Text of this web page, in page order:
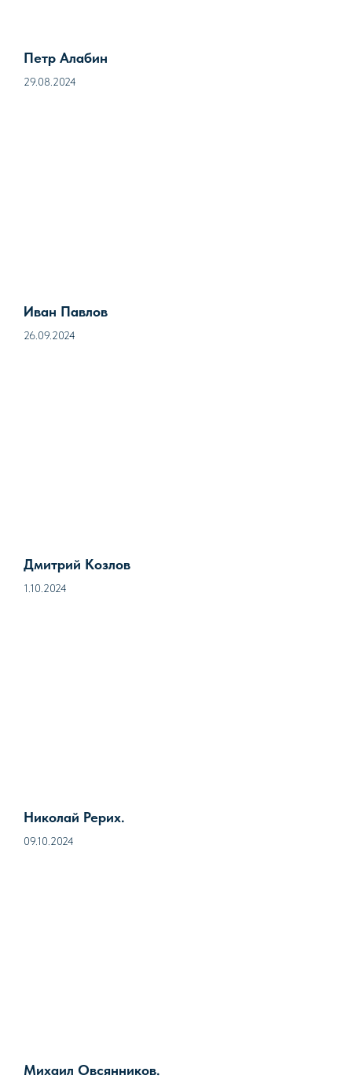
Петр Алабин
29.08.2024
Иван Павлов
26.09.2024
Дмитрий Козлов
1.10.2024
Николай Рерих.
09.10.2024
Михаил Овсянников.